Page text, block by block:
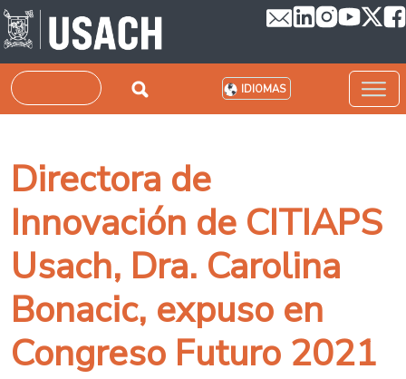
Pasar al contenido principal
Buscar IDIOMAS
Directora de
Innovación de CITIAPS
Usach, Dra. Carolina
Bonacic, expuso en
Congreso Futuro 2021